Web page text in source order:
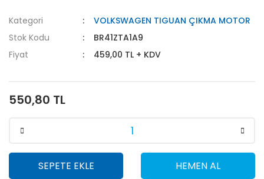
Kategori
VOLKSWAGEN TIGUAN ÇIKMA MOTOR
Stok Kodu
BR41ZTA1A9
Fiyat
459,00 TL + KDV
550,80 TL
SEPETE EKLE HEMEN AL